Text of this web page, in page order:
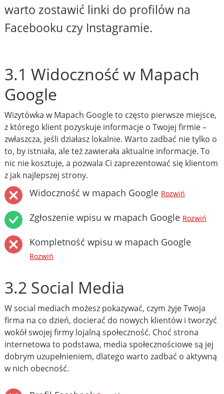
warto zostawić linki do profilów na
Facebooku czy Instagramie.
3.1 Widoczność w Mapach
Google
Wizytówka w Mapach Google to często pierwsze miejsce,
z którego klient pozyskuje informacje o Twojej firmie –
zwłaszcza, jeśli działasz lokalnie. Warto zadbać nie tylko o
to, by istniała, ale też zawierała aktualne informacje. To
nic nie kosztuje, a pozwala Ci zaprezentować się klientom
z jak najlepszej strony.
Widoczność w mapach Google Rozwiń
Zgłoszenie wpisu w mapach Google Rozwiń
Kompletność wpisu w mapach Google
Rozwiń
3.2 Social Media
W social mediach możesz pokazywać, czym żyje Twoja
firma na co dzień, docierać do nowych klientów i tworzyć
wokół swojej firmy lojalną społeczność. Choć strona
internetowa to podstawa, media społecznościowe są jej
dobrym uzupełnieniem, dlatego warto zadbać o aktywną
w nich obecność.